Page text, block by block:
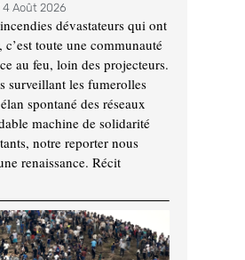
4 Août 2026
dévastateurs qui ont
toute une communauté
au feu, loin des projecteurs.
surveillant les fumerolles
spontané des réseaux
machine de solidarité
notre reporter nous
renaissance. Récit